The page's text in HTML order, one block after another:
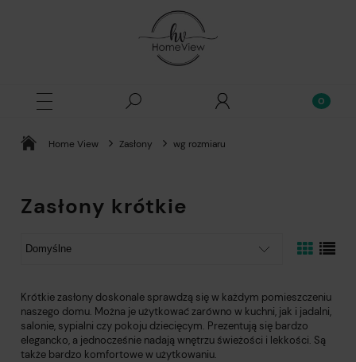
Home View Zasłony wg rozmiaru
Zasłony krótkie
Krótkie zasłony doskonale sprawdzą się w każdym pomieszczeniu
naszego domu. Można je użytkować zarówno w kuchni, jak i jadalni,
salonie, sypialni czy pokoju dziecięcym. Prezentują się bardzo
elegancko, a jednocześnie nadają wnętrzu świeżości i lekkości. Są
także bardzo komfortowe w użytkowaniu.